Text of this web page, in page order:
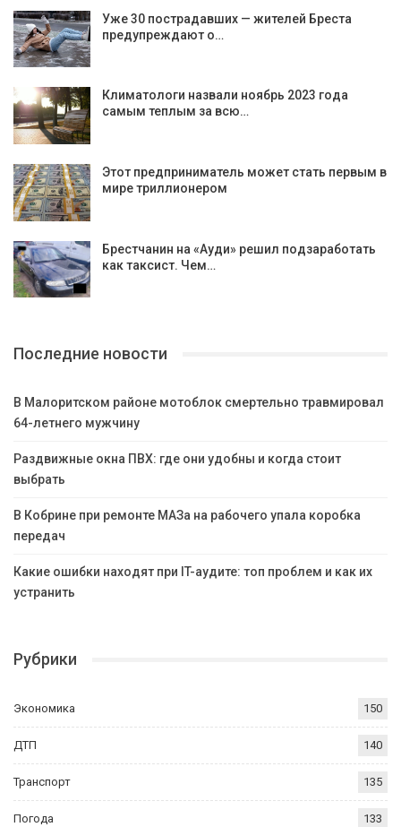
Уже 30 пострадавших — жителей Бреста
предупреждают о…
Климатологи назвали ноябрь 2023 года
самым теплым за всю…
Этот предприниматель может стать первым в
мире триллионером
Брестчанин на «Ауди» решил подзаработать
как таксист. Чем…
Последние новости
В Малоритском районе мотоблок смертельно травмировал
64-летнего мужчину
Раздвижные окна ПВХ: где они удобны и когда стоит
выбрать
В Кобрине при ремонте МАЗа на рабочего упала коробка
передач
Какие ошибки находят при IT-аудите: топ проблем и как их
устранить
Рубрики
Экономика 150
ДТП 140
Транспорт 135
Погода 133